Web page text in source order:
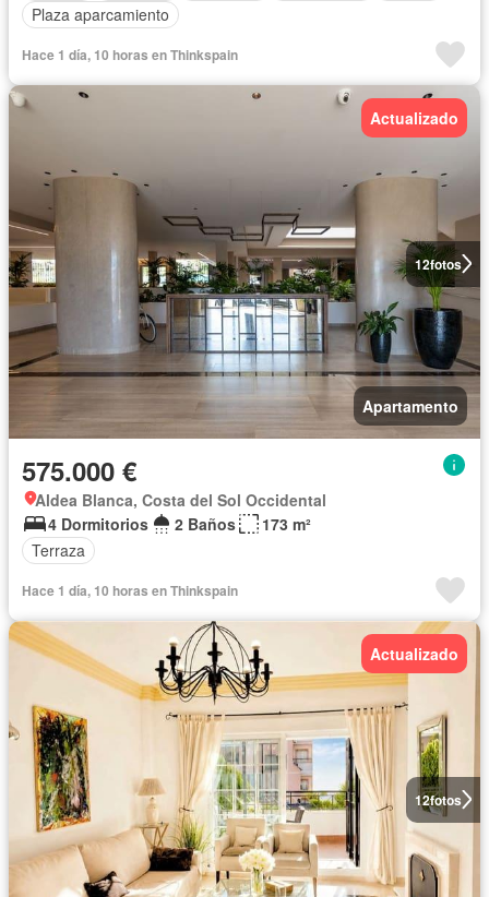
Plaza aparcamiento
Hace 1 día, 10 horas en Thinkspain
12fotos
Actualizado
Apartamento
575.000 €
Aldea Blanca, Costa del Sol Occidental
4 Dormitorios
2 Baños
173 m²
Terraza
Hace 1 día, 10 horas en Thinkspain
12fotos
Actualizado